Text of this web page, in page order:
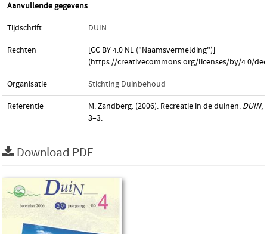
Aanvullende gegevens
Tijdschrift DUIN
Rechten
[CC BY 4.0 NL ("Naamsvermelding")]
(https://creativecommons.org/licenses/by/4.0/
Organisatie Stichting Duinbehoud
Referentie M. Zandberg. (2006). Recreatie in de duinen. DUIN,
3–3.
Download PDF